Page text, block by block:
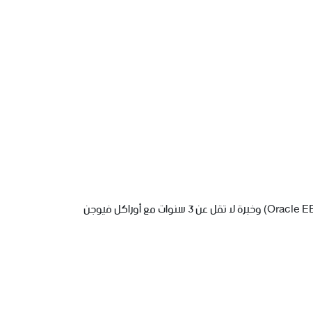
– خبرة لا تقل عن 8 سنوات في بيئات أنظمة تخطيط موارد المؤسسات (ERP) مع خبرة لا تقل عن 5 سنوات مع أنظمة أوراكل إي بي إس (Oracle EBS) وخبرة لا تقل عن 3 سنوات مع أوراكل فيوجن